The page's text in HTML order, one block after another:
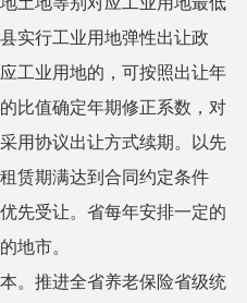
实行工业用地弹性出让政
工业用地的，可按照出让年
比值确定年期修正系数，对
用协议出让方式续期。以先
赁期满达到合同约定条件
先受让。省每年安排一定的
地市。
推进全省养老保险省级统